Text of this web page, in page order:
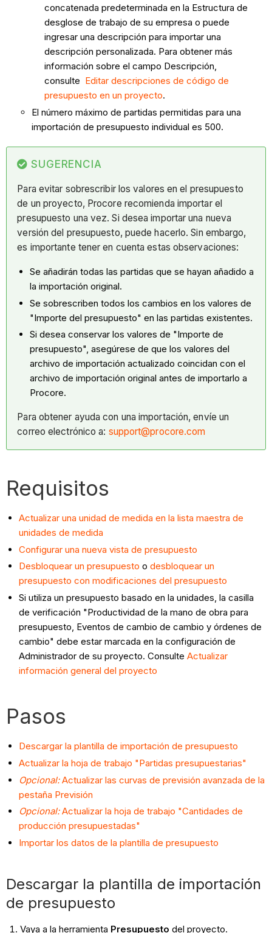
concatenada predeterminada en la Estructura de
desglose de trabajo de su empresa o puede
ingresar una descripción para importar una
descripción personalizada. Para obtener más
información sobre el campo Descripción,
consulte Editar descripciones de código de
presupuesto en un proyecto.
El número máximo de partidas permitidas para una
importación de presupuesto individual es 500.
SUGERENCIA
Para evitar sobrescribir los valores en el presupuesto
de un proyecto, Procore recomienda importar el
presupuesto una vez. Si desea importar una nueva
versión del presupuesto, puede hacerlo. Sin embargo,
es importante tener en cuenta estas observaciones:
Se añadirán todas las partidas que se hayan añadido a
la importación original.
Se sobrescriben todos los cambios en los valores de
"Importe del presupuesto" en las partidas existentes.
Si desea conservar los valores de "Importe de
presupuesto", asegúrese de que los valores del
archivo de importación actualizado coincidan con el
archivo de importación original antes de importarlo a
Procore.
Para obtener ayuda con una importación, envíe un
correo electrónico a: support@procore.com
Requisitos
Actualizar una unidad de medida en la lista maestra de
unidades de medida
Configurar una nueva vista de presupuesto
Desbloquear un presupuesto odesbloquear un
presupuesto con modificaciones del presupuesto
Si utiliza un presupuesto basado en la unidades, la casilla
de verificación "Productividad de la mano de obra para
presupuesto, Eventos de cambio de cambio y órdenes de
cambio" debe estar marcada en la configuración de
Administrador de su proyecto. ConsulteActualizar
información general del proyecto
Pasos
Descargar la plantilla de importación de presupuesto
Actualizar la hoja de trabajo "Partidas presupuestarias"
Opcional:Actualizar las curvas de previsión avanzada de la
pestaña Previsión
Opcional:Actualizar la hoja de trabajo "Cantidades de
producción presupuestadas"
Importar los datos de la plantilla de presupuesto
Descargar la plantilla de importación
de presupuesto
Vaya a la herramienta Presupuesto del proyecto.